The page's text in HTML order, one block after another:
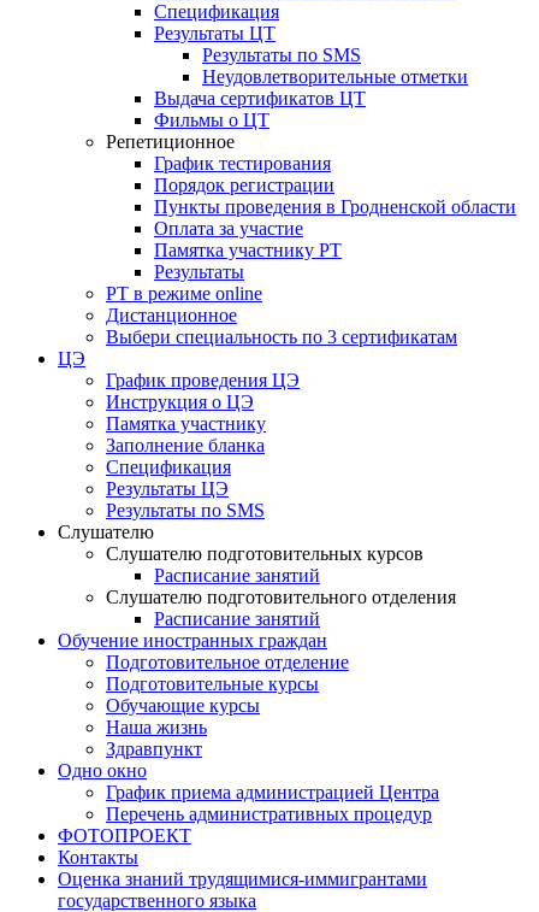
Спецификация
Результаты ЦТ
Результаты по SMS
Неудовлетворительные отметки
Выдача сертификатов ЦТ
Фильмы о ЦТ
Репетиционное
График тестирования
Порядок регистрации
Пункты проведения в Гродненской области
Оплата за участие
Памятка участнику РТ
Результаты
РТ в режиме online
Дистанционное
Выбери специальность по 3 сертификатам
ЦЭ
График проведения ЦЭ
Инструкция о ЦЭ
Памятка участнику
Заполнение бланка
Спецификация
Результаты ЦЭ
Результаты по SMS
Слушателю
Слушателю подготовительных курсов
Расписание занятий
Слушателю подготовительного отделения
Расписание занятий
Обучение иностранных граждан
Подготовительное отделение
Подготовительные курсы
Обучающие курсы
Наша жизнь
Здравпункт
Одно окно
График приема администрацией Центра
Перечень административных процедур
ФОТОПРОЕКТ
Контакты
Оценка знаний трудящимися-иммигрантами
государственного языка